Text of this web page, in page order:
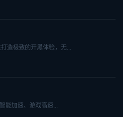
造极致的开黑体验，无...
能加速、游戏高速...